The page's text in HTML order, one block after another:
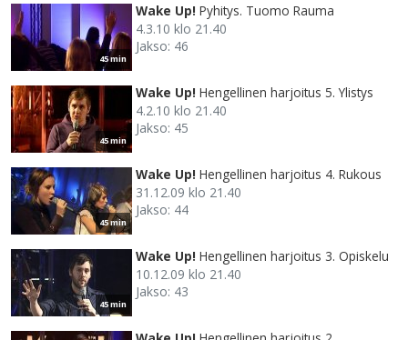
45 min
Wake Up! Pyhitys. Tuomo Rauma
4.3.10 klo 21.40
Jakso: 46
45 min
Wake Up! Hengellinen harjoitus 5. Ylistys
4.2.10 klo 21.40
Jakso: 45
45 min
Wake Up! Hengellinen harjoitus 4. Rukous
31.12.09 klo 21.40
Jakso: 44
45 min
Wake Up! Hengellinen harjoitus 3. Opiskelu
10.12.09 klo 21.40
Jakso: 43